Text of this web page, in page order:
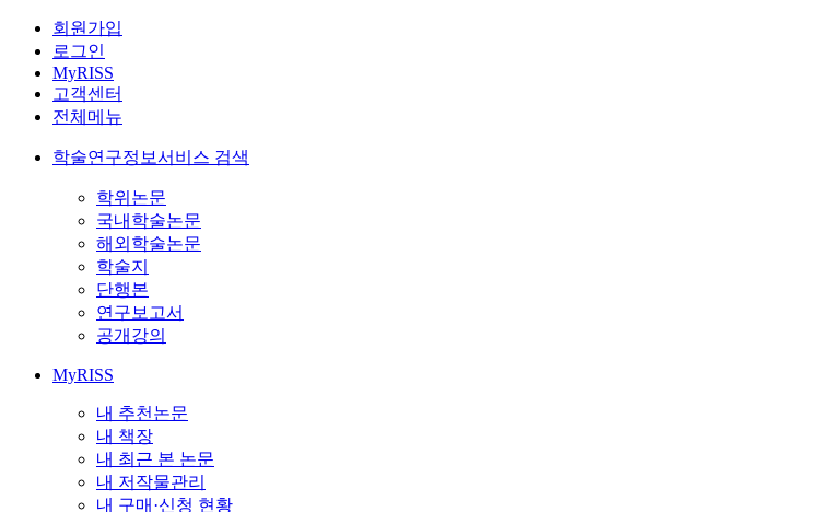
회원가입
로그인
MyRISS
고객센터
전체메뉴
학술연구정보서비스 검색
학위논문
국내학술논문
해외학술논문
학술지
단행본
연구보고서
공개강의
MyRISS
내 추천논문
내 책장
내 최근 본 논문
내 저작물관리
내 구매·신청 현황